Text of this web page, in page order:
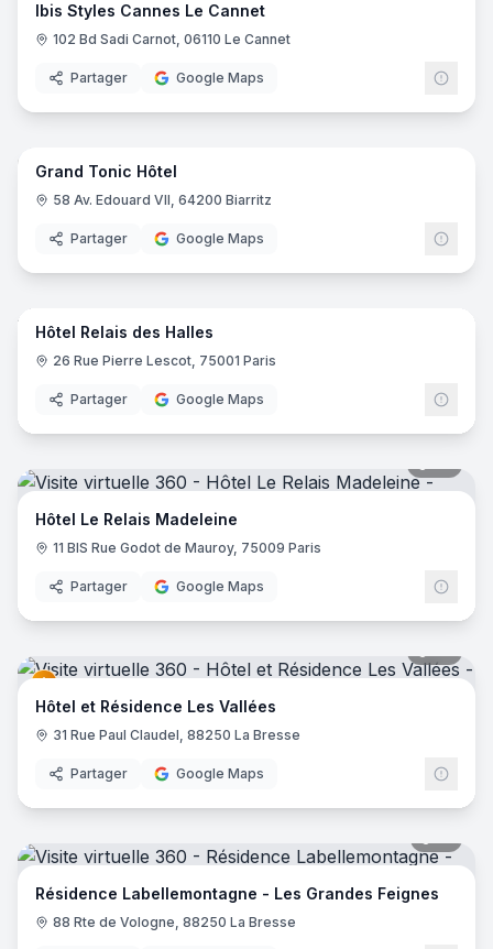
Ibis Styles Cannes Le Cannet
102 Bd Sadi Carnot, 06110 Le Cannet
Partager Google Maps
10
Grand Tonic Hôtel
58 Av. Edouard VII, 64200 Biarritz
Partager Google Maps
17
Hôtel Relais des Halles
26 Rue Pierre Lescot, 75001 Paris
Partager Google Maps
Hôtel Le Relais Madeleine
11 BIS Rue Godot de Mauroy, 75009 Paris
Partager Google Maps
Hôtel et Résidence Les Vallées
31 Rue Paul Claudel, 88250 La Bresse
Partager Google Maps
Résidence Labellemontagne - Les Grandes Feignes
88 Rte de Vologne, 88250 La Bresse